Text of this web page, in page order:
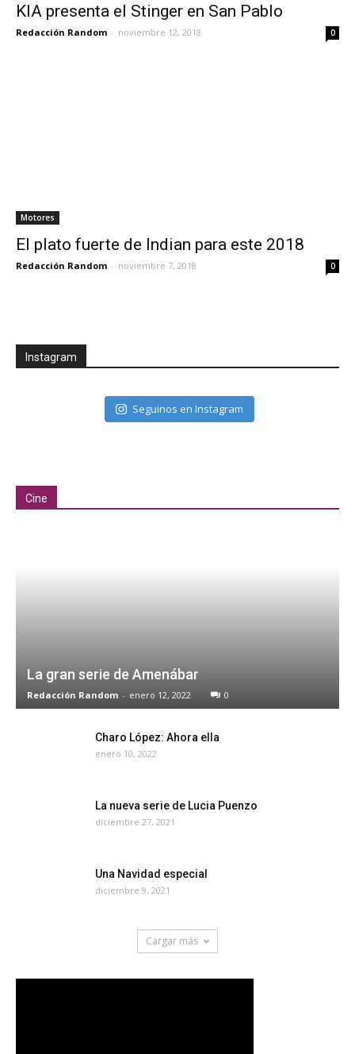
KIA presenta el Stinger en San Pablo
Redacción Random - noviembre 12, 2018 0
Motores
El plato fuerte de Indian para este 2018
Redacción Random - noviembre 7, 2018 0
Instagram
Seguinos en Instagram
Cine
La gran serie de Amenábar
Redacción Random - enero 12, 2022 0
Charo López: Ahora ella
enero 10, 2022
La nueva serie de Lucia Puenzo
diciembre 27, 2021
Una Navidad especial
diciembre 9, 2021
Cargar más